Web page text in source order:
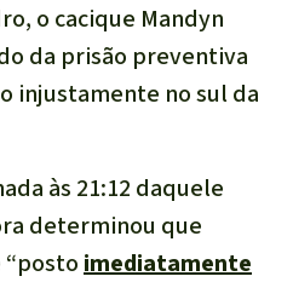
furtiva
o cacique Mandyn
da prisão preventiva
injustamente no sul da
às 21:12 daquele
determinou que
“posto imediatamente